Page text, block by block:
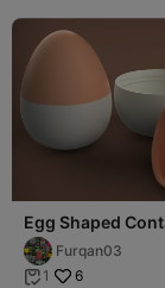
Egg Shaped
Furqan03
 1 6